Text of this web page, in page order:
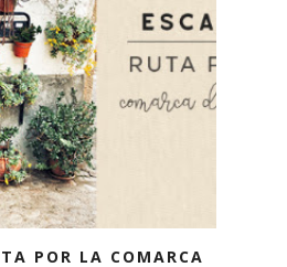
POR LA COMARCA